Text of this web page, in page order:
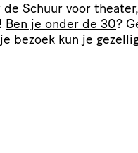
de Schuur voor
Ben je onder de 30?
bezoek kun je